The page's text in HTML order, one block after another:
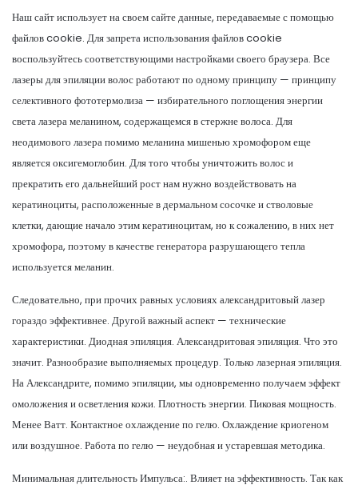
Наш сайт использует на своем сайте данные, передаваемые с помощью
файлов cookie. Для запрета использования файлов cookie
воспользуйтесь соответствующими настройками своего браузера. Все
лазеры для эпиляции волос работают по одному принципу — принципу
селективного фототермолиза — избирательного поглощения энергии
света лазера меланином, содержащемся в стержне волоса. Для
неодимового лазера помимо меланина мишенью хромофором еще
является оксигемоглобин. Для того чтобы уничтожить волос и
прекратить его дальнейший рост нам нужно воздействовать на
кератиноциты, расположенные в дермальном сосочке и стволовые
клетки, дающие начало этим кератиноцитам, но к сожалению, в них нет
хромофора, поэтому в качестве генератора разрушающего тепла
используется меланин.
Следовательно, при прочих равных условиях александритовый лазер
гораздо эффективнее. Другой важный аспект — технические
характеристики. Диодная эпиляция. Александритовая эпиляция. Что это
значит. Разнообразие выполняемых процедур. Только лазерная эпиляция.
На Александрите, помимо эпиляции, мы одновременно получаем эффект
омоложения и осветления кожи. Плотность энергии. Пиковая мощность.
Менее Ватт. Контактное охлаждение по гелю. Охлаждение криогеном
или воздушное. Работа по гелю — неудобная и устаревшая методика.
Минимальная длительность Импульса:. Влияет на эффективность. Так как